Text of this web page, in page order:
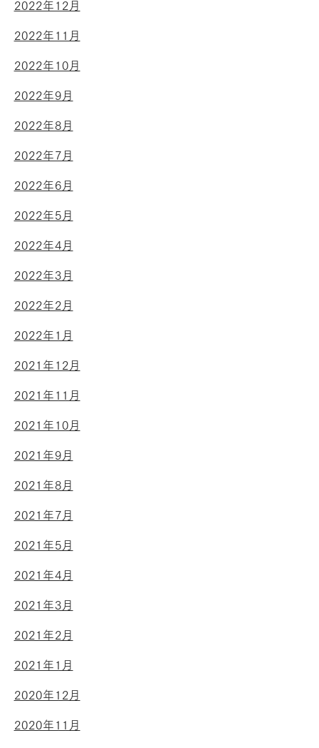
2022年12月
2022年11月
2022年10月
2022年9月
2022年8月
2022年7月
2022年6月
2022年5月
2022年4月
2022年3月
2022年2月
2022年1月
2021年12月
2021年11月
2021年10月
2021年9月
2021年8月
2021年7月
2021年5月
2021年4月
2021年3月
2021年2月
2021年1月
2020年12月
2020年11月